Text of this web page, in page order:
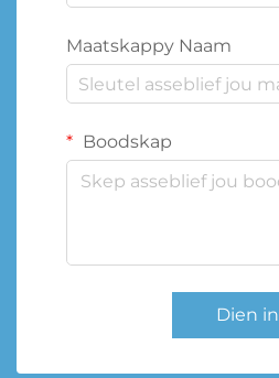
Maatskappy Naam
Boodskap
Dien in